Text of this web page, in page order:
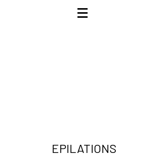
EPILATIONS